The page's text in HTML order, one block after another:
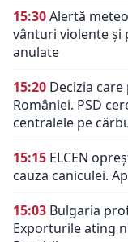
15:30Alertă
vânturi violente și
anulate
15:20 Decizia
României. PSD
centralele pe
15:15 ELCEN
cauza caniculei.
15:03 Bulgaria
Exporturile ating